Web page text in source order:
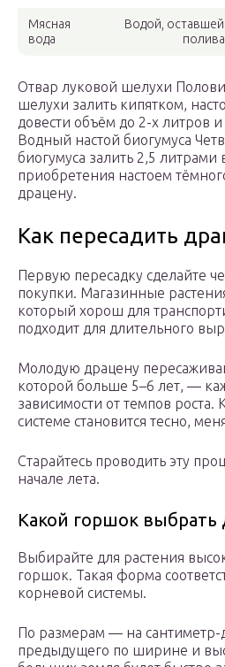
Мясная
вода
Водой,
Отвар луковой шелухи
шелухи залить кипятком,
довести объём до 2-х литров
Водный настой биогумуса
биогумуса залить 2,5 литрами
приобретения настоем
драцену.
Как пересадить
Первую пересадку сделайте
покупки. Магазинные
который хорош для
подходит для длительного
Молодую драцену
которой больше 5–6 лет, —
зависимости от темпов роста.
системе становится тесно,
Старайтесь проводить эту
начале лета.
Какой горшок выбрать
Выбирайте для растения
горшок. Такая форма
корневой системы.
По размерам — на сантиметр-
предыдущего по ширине и